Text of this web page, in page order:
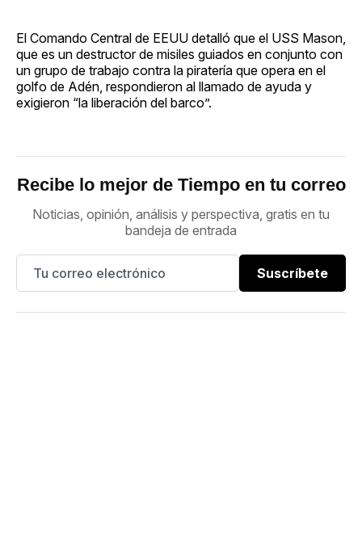
El Comando Central de EEUU detalló que el USS Mason,
que es un destructor de misiles guiados en conjunto con
un grupo de trabajo contra la piratería que opera en el
golfo de Adén, respondieron al llamado de ayuda y
exigieron “la liberación del barco”.
Recibe lo mejor de Tiempo en tu correo
Noticias, opinión, análisis y perspectiva, gratis en tu
bandeja de entrada
Suscríbete